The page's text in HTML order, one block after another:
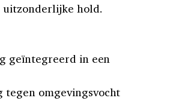
uitzonderlijke hold.
geïntegreerd in een
omgevingsvocht